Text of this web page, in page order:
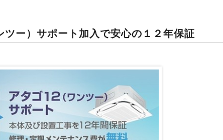
ツー）サポート加入で安心の１２年保証